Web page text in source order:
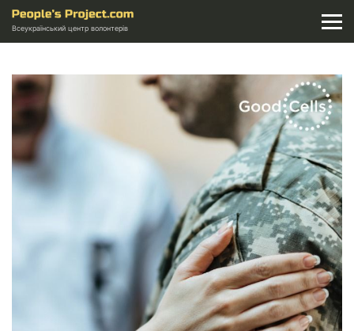
Всеукраїнський центр волонтерів